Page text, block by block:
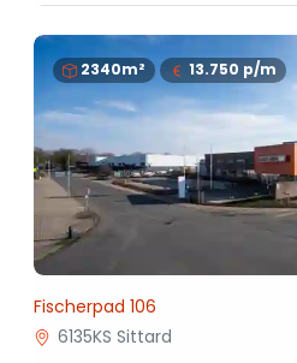
2340m² 13.750 p/m
Fischerpad 106
6135KS Sittard